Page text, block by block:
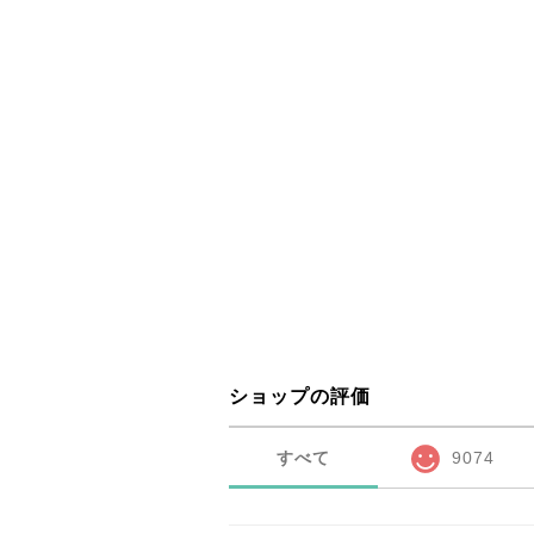
ショップの評価
すべて 9074